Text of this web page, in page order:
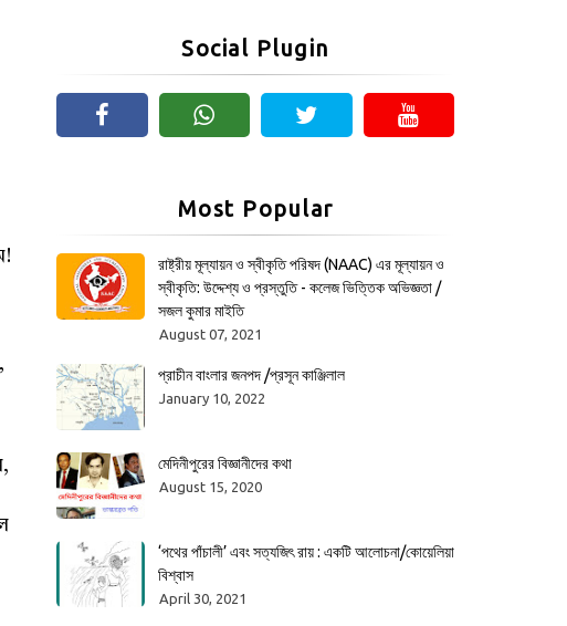
Social Plugin
Most Popular
রাষ্ট্রীয় মূল্যায়ন ও স্বীকৃতি পরিষদ (NAAC) এর মূল্যায়ন ও
স্বীকৃতি: উদ্দেশ্য ও প্রস্তুতি - কলেজ ভিত্তিক অভিজ্ঞতা /
সজল কুমার মাইতি
August 07, 2021
প্রাচীন বাংলার জনপদ /প্রসূন কাঞ্জিলাল
January 10, 2022
মেদিনীপুরের বিজ্ঞানীদের কথা
August 15, 2020
‘পথের পাঁচালী’ এবং সত্যজিৎ রায় : একটি আলোচনা/কোয়েলিয়া
বিশ্বাস
April 30, 2021